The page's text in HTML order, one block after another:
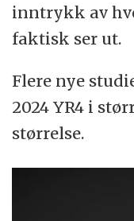
inntrykk av
faktisk ser ut.
Flere nye
2024 YR4 i
størrelse.